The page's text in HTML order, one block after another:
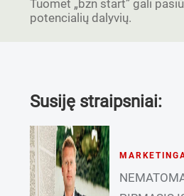
Tuomet „bzn start” gali
potencialių dalyvių.
Susiję straipsniai: